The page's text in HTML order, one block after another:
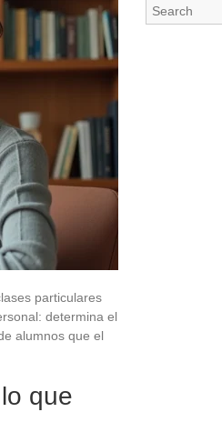
particulares
determina el
alumnos que el
que